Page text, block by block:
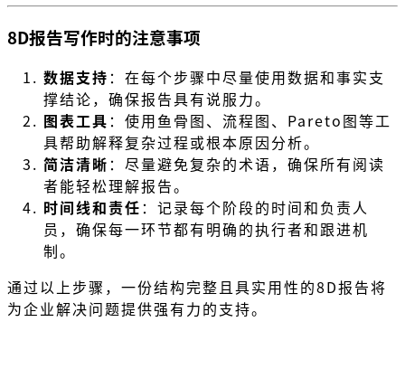
8D报告写作时的注意事项
数据支持 ：在每个步骤中尽量使用数据和事实支
撑结论，确保报告具有说服力。
图表工具 ：使用鱼骨图、流程图、Pareto图等工
具帮助解释复杂过程或根本原因分析。
简洁清晰 ：尽量避免复杂的术语，确保所有阅读
者能轻松理解报告。
时间线和责任 ：记录每个阶段的时间和负责人
员，确保每一环节都有明确的执行者和跟进机
制。
通过以上步骤，一份结构完整且具实用性的8D报告将
为企业解决问题提供强有力的支持​​​。